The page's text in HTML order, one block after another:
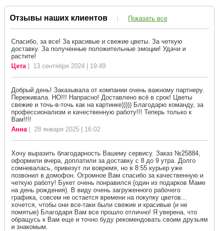
Отзывы наших клиентов | Показать все
Спасибо, за все! За красивые и свежие цветы. За четкую
доставку. За полученные положительные эмоции! Удачи и
растите!
Цета| 13 сентября 2024 | 19:49
Добрый день! Заказывала от компании очень важному партнеру.
Переживала. НО!!! Напрасно! Доставлено всё в срок! Цветы
свежие и точь-в-точь как на картинке))))) Благодарю команду, за
профессионализм и качественную работу!!! Теперь только к
Вам!!!!
Анна| 28 января 2025 | 16:02
Хочу выразить благодарность Вашему сервису. Заказ №25884,
оформили вчера, доплатили за доставку с 8 до 9 утра. Долго
сомневалась, привезут ли вовремя, но в 8:55 курьер уже
позвонил в домофон. Огромное Вам спасибо за качественную и
четкую работу! Букет очень понравился (один из подарков Маме
на день рождения). В виду очень загруженного рабочего
графика, совсем не остается времени на покупку цветов...
хочется, чтобы они все-таки были свежие и красивые (и не
помятые) Благодаря Вам все прошло отлично! Я уверена, что
обращусь к Вам еще и точно буду рекомендовать своим друзьям
и знакомым.